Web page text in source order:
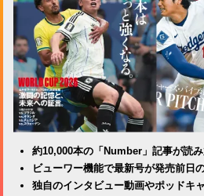
約10,000本の「Number」記事が読
ビューワー機能で最新号が発売前日
独自のインタビュー動画やポッドキ